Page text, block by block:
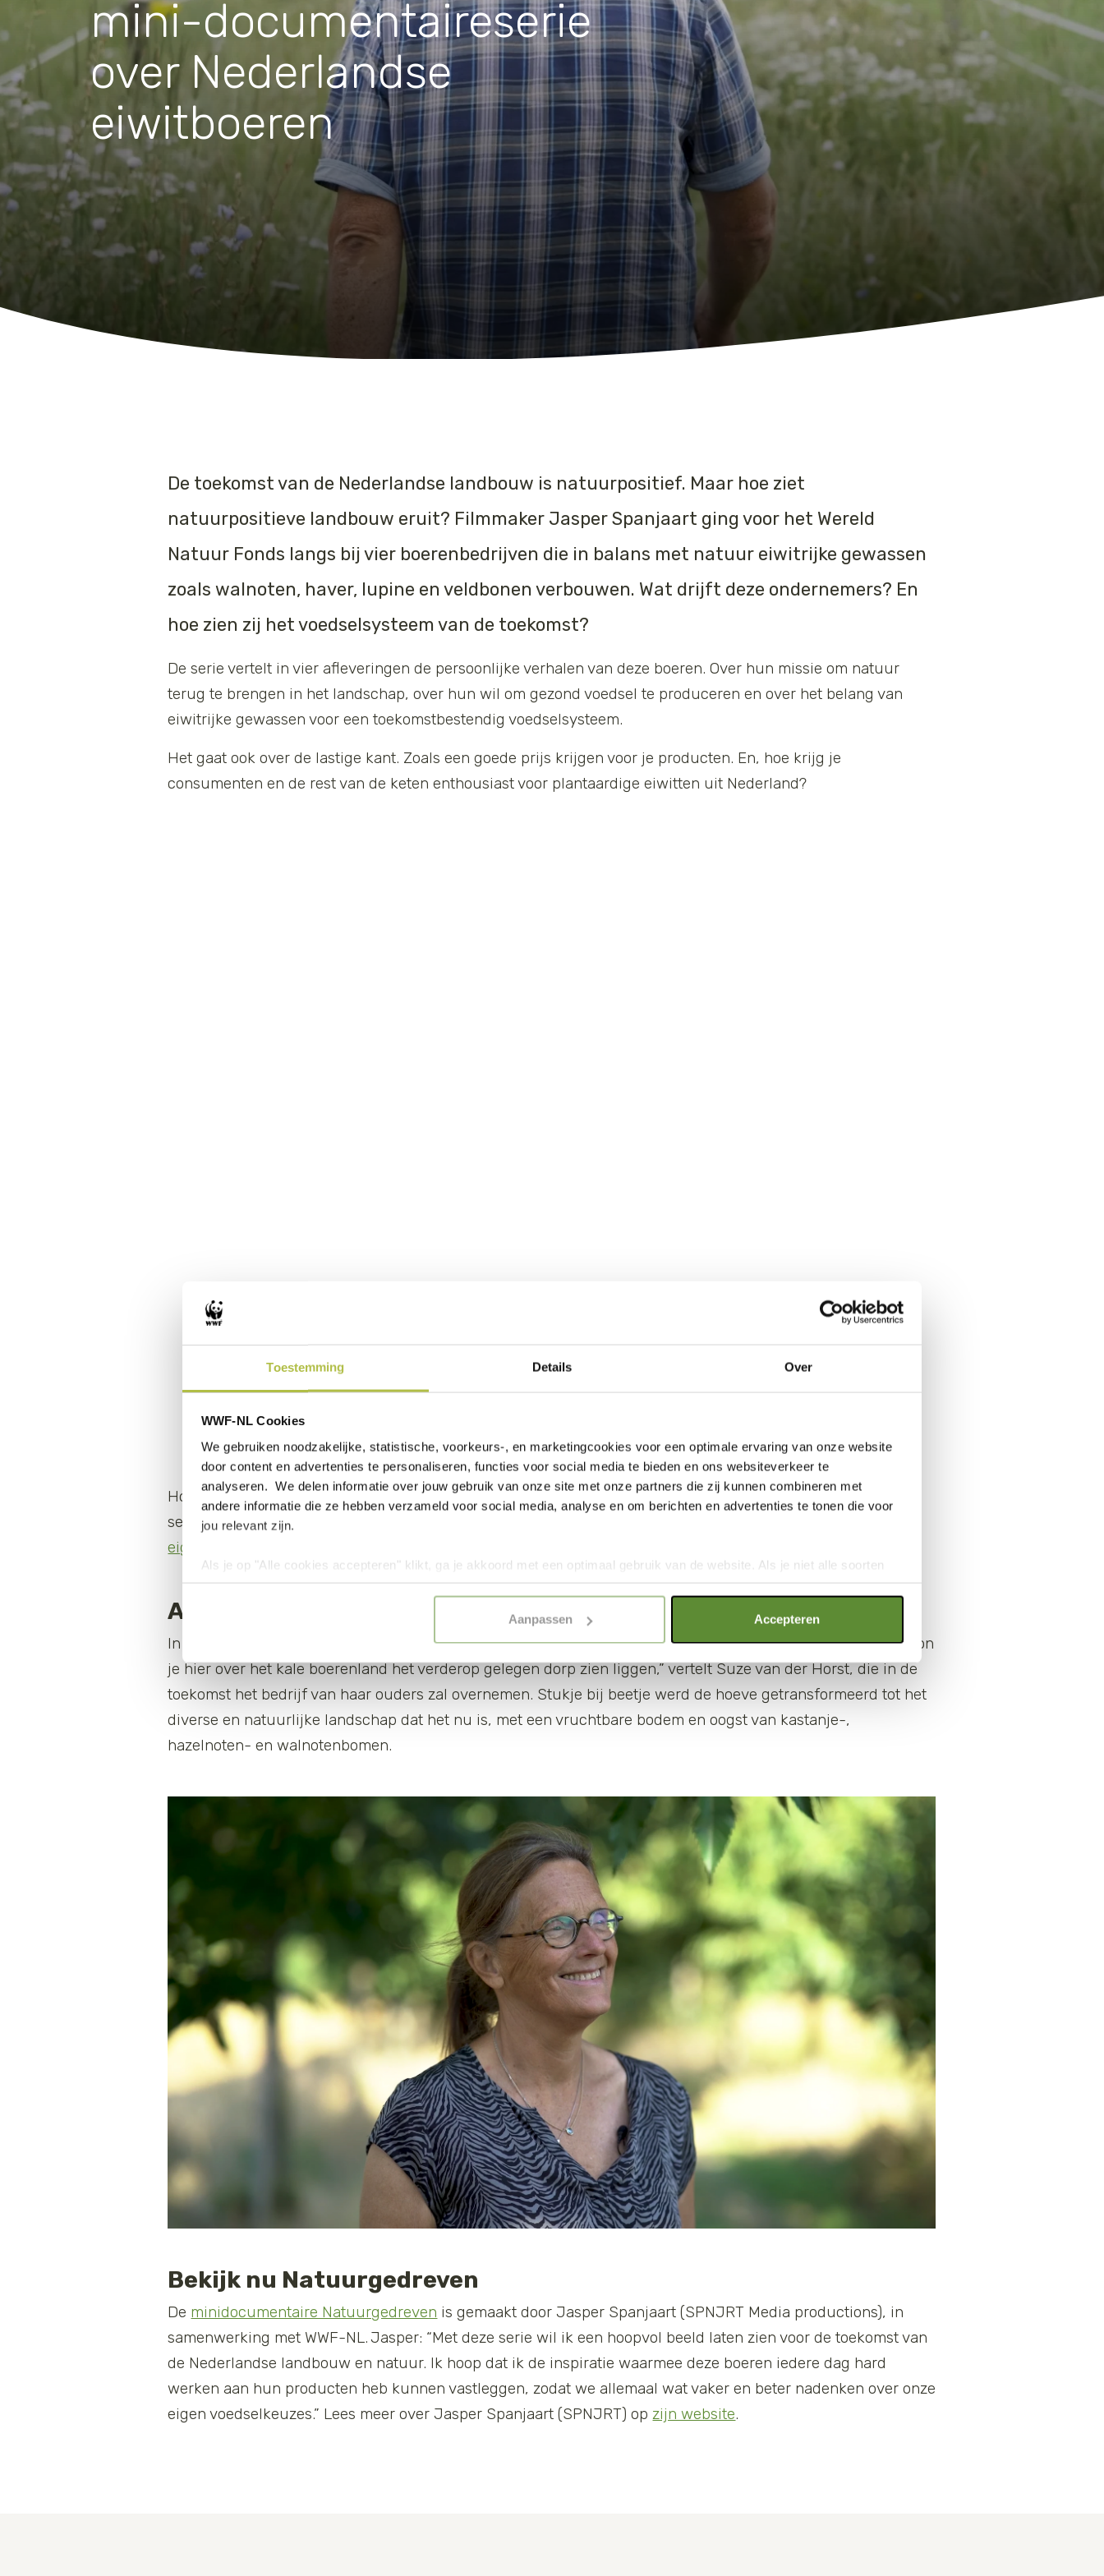
Toestemming Details Over
WWF-NL Cookies
We gebruiken noodzakelijke, statistische, voorkeurs-, en marketingcookies voor een optimale ervaring van onze website
door content en advertenties te personaliseren, functies voor social media te bieden en ons websiteverkeer te
analyseren. We delen informatie over jouw gebruik van onze site met onze partners die zij kunnen combineren met
andere informatie die ze hebben verzameld voor social media, analyse en om berichten en advertenties te tonen die voor
jou relevant zijn.
Als je op "Alle cookies accepteren" klikt, ga je akkoord met een optimaal gebruik van de website. Als je niet alle soorten
cookies wilt toestaan, maak dan jouw keuze in "selectie toestaan" of "alleen noodzakelijke cookies", wat wel gevolgen kan
Aanpassen Accepteren
Notitieboekjes
Speelgoed
Knuffels
Puzzels
Spellen
Kleuren en knutselen
mini-documentaireserie
over Nederlandse
eiwitboeren
De toekomst van de Nederlandse landbouw is natuurpositief. Maar hoe ziet
natuurpositieve landbouw eruit? Filmmaker Jasper Spanjaart ging voor het Wereld
Natuur Fonds langs bij vier boerenbedrijven die in balans met natuur eiwitrijke gewassen
zoals walnoten, haver, lupine en veldbonen verbouwen. Wat drijft deze ondernemers? En
hoe zien zij het voedselsysteem van de toekomst?
De serie vertelt in vier afleveringen de persoonlijke verhalen van deze boeren. Over hun missie om natuur
terug te brengen in het landschap, over hun wil om gezond voedsel te produceren en over het belang van
eiwitrijke gewassen voor een toekomstbestendig voedselsysteem.
Het gaat ook over de lastige kant. Zoals een goede prijs krijgen voor je producten. En, hoe krijg je
consumenten en de rest van de keten enthousiast voor plantaardige eiwitten uit Nederland?
Hoogleraar Agro-ecologie Pablo Tittonell, verbonden aan de Rijksuniversiteit Groningen, deelt gedurende de
serie zijn kennis over natuurpositieve landbouw. En hij schetst het belang van meer plantaardig
eigen bodem
Aflevering 1: Bomen en noten
In de
zijn we op bezoek bij de familie Van der Horst van de Kwaalburgse Hoeve. “Vroeger kon
je hier over het kale boerenland het verderop gelegen dorp zien liggen,” vertelt Suze van der Horst, die in de
toekomst het bedrijf van haar ouders zal overnemen. Stukje bij beetje werd de hoeve getransformeerd tot het
diverse en natuurlijke landschap dat het nu is, met een vruchtbare bodem en oogst van kastanje-,
hazelnoten- en walnotenbomen.
Bekijk nu Natuurgedreven
De minidocumentaire Natuurgedreven is gemaakt door Jasper Spanjaart (SPNJRT Media productions), in
samenwerking met WWF-NL. Jasper: “Met deze serie wil ik een hoopvol beeld laten zien voor de toekomst van
de Nederlandse landbouw en natuur. Ik hoop dat ik de inspiratie waarmee deze boeren iedere dag hard
werken aan hun producten heb kunnen vastleggen, zodat we allemaal wat vaker en beter nadenken over onze
eigen voedselkeuzes.” Lees meer over Jasper Spanjaart (SPNJRT) opzijn website.